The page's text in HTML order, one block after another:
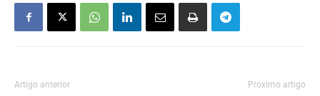
Artigo anterior Próximo artigo